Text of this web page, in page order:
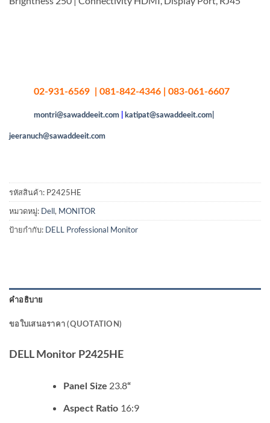
02-931-6569 | 081-842-4346 | 083-061-6607
montri@sawaddeeit.com katipat@sawaddeeit.com|
jeeranuch@sawaddeeit.com
รหัสสินค้า: P2425HE
หมวดหมู่: Dell, MONITOR
ป้ายกำกับ: DELL Professional Monitor
คำอธิบาย
ขอใบเสนอราคา (QUOTATION)
DELL Monitor P2425HE
Panel Size 23.8“
Aspect Ratio 16:9